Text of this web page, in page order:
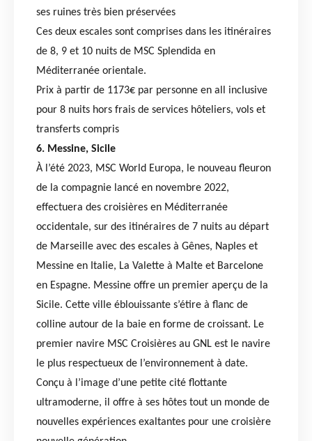
ses ruines très bien préservées
Ces deux escales sont comprises dans les itinéraires
de 8, 9 et 10 nuits de MSC Splendida en
Méditerranée orientale.
Prix à partir de 1173€ par personne en all inclusive
pour 8 nuits hors frais de services hôteliers, vols et
transferts compris
6. Messine, Sicile
À l’été 2023, MSC World Europa, le nouveau fleuron
de la compagnie lancé en novembre 2022,
effectuera des croisières en Méditerranée
occidentale, sur des itinéraires de 7 nuits au départ
de Marseille avec des escales à Gênes, Naples et
Messine en Italie, La Valette à Malte et Barcelone
en Espagne. Messine offre un premier aperçu de la
Sicile. Cette ville éblouissante s’étire à flanc de
colline autour de la baie en forme de croissant. Le
premier navire MSC Croisières au GNL est le navire
le plus respectueux de l’environnement à date.
Conçu à l’image d’une petite cité flottante
ultramoderne, il offre à ses hôtes tout un monde de
nouvelles expériences exaltantes pour une croisière